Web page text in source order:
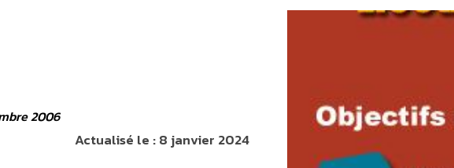
2006
Actualisé le :8 janvier 2024